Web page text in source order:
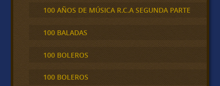
100 AÑOS DE MÚSICA R.C.A SEGUNDA PARTE
100 BALADAS
100 BOLEROS
100 BOLEROS